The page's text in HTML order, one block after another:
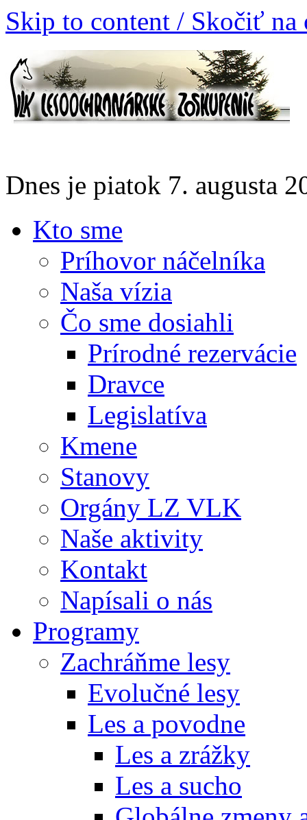
Skip to content / Skočiť na
Dnes je piatok 7. augusta
Kto sme
Príhovor náčelníka
Naša vízia
Čo sme dosiahli
Prírodné rezervácie
Dravce
Legislatíva
Kmene
Stanovy
Orgány LZ VLK
Naše aktivity
Kontakt
Napísali o nás
Programy
Zachráňme lesy
Evolučné lesy
Les a povodne
Les a zrážky
Les a sucho